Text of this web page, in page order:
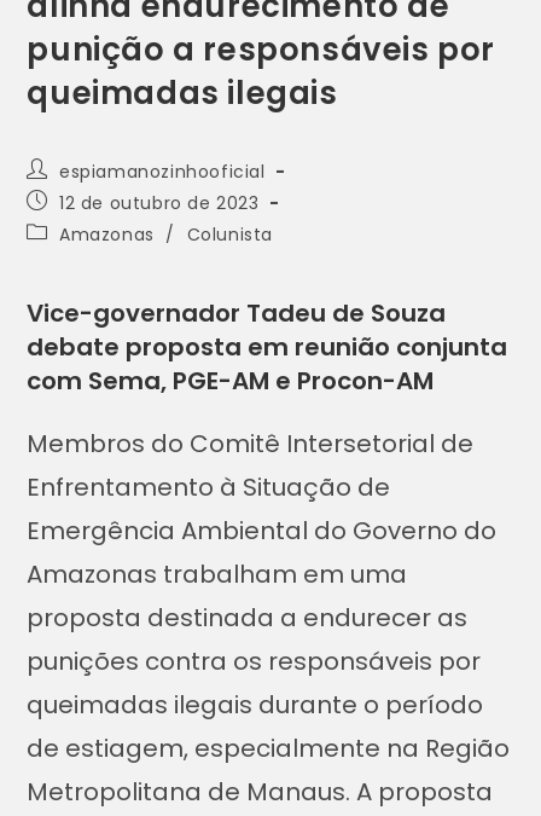
punição a responsáveis por
queimadas ilegais
espiamanozinhooficial
12 de outubro de 2023
Amazonas / Colunista
Vice-governador Tadeu de Souza
debate proposta em reunião conjunta
com Sema, PGE-AM e Procon-AM
Membros do Comitê Intersetorial de
Enfrentamento à Situação de
Emergência Ambiental do Governo do
Amazonas trabalham em uma
proposta destinada a endurecer as
punições contra os responsáveis por
queimadas ilegais durante o período
de estiagem, especialmente na Região
Metropolitana de Manaus. A proposta